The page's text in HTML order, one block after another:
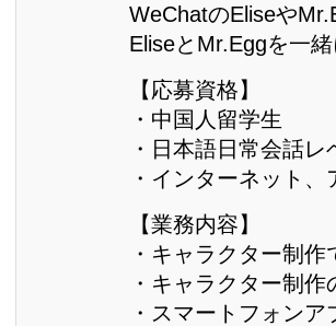
WeChatのEliseや
EliseとMr.Eggを一
【応募資格】
・中国人留学生
・日本語日常会話
・インターネット
【業務内容】
・キャラクター制作
・キャラクター制作
・スマートフォン